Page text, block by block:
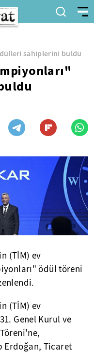
sahiplerini buldu
(TİM) ev
ödül töreni
(TİM) ev
Genel Kurul ve
Erdoğan, Ticaret